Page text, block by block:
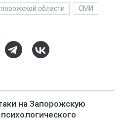
области СМИ
на Запорожскую